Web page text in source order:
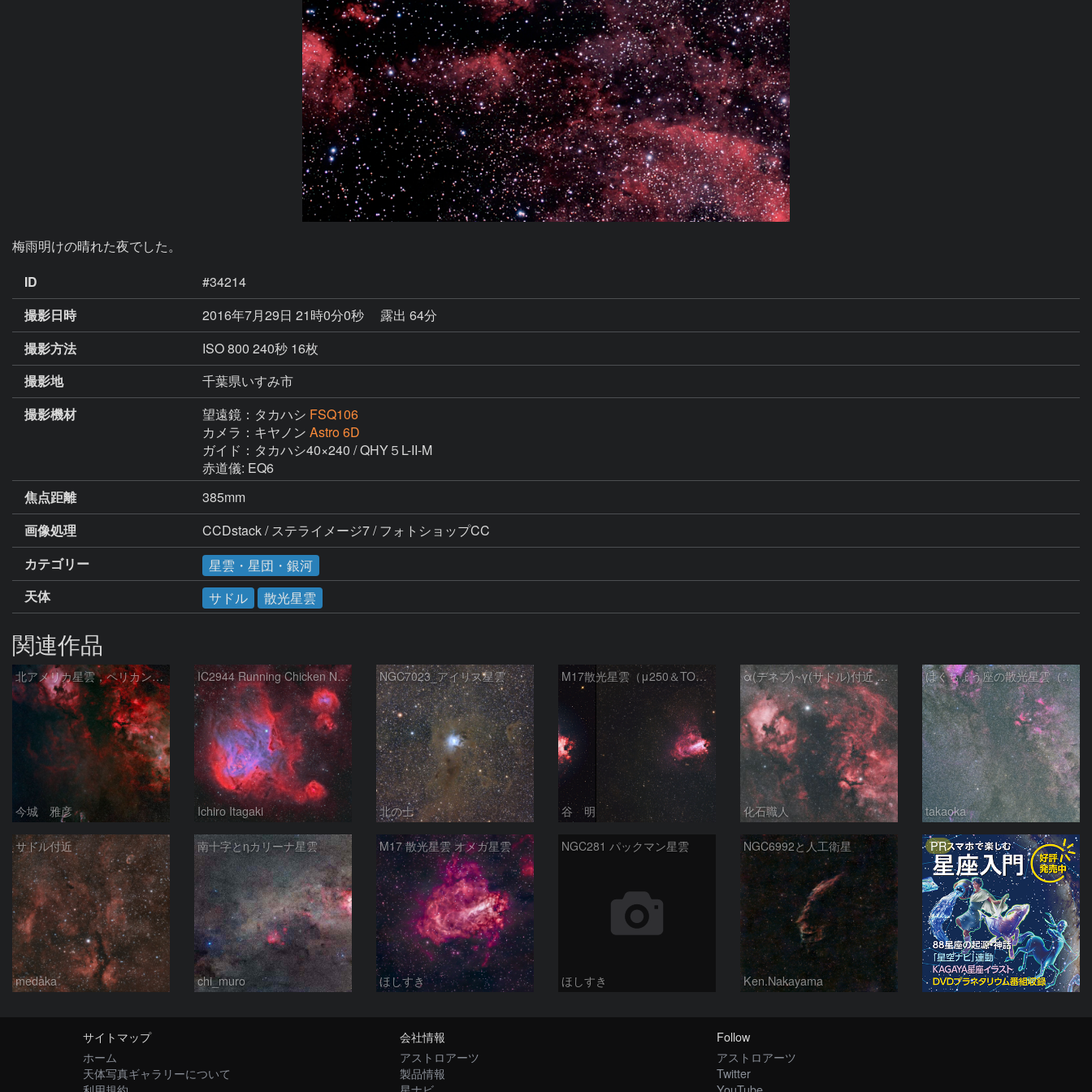
梅雨明けの晴れた夜でした。
ID
#34214
撮影日時
2016年7月29日 21時0分0秒
露出 64分
撮影方法
ISO 800 240秒 16枚
撮影地
千葉県いすみ市
撮影機材
望遠鏡：タカハシ FSQ106
カメラ：キヤノン Astro 6D
ガイド：タカハシ40×240 / QHY５L-II-M
赤道儀: EQ6
焦点距離
385mm
画像処理
CCDstack / ステライメージ7 / フォトショップCC
カテゴリー
星雲・星団・銀河
天体
サドル 散光星雲
関連作品
北アメリカ星雲，ペリカン星雲，サドル付近，クレセント星雲，網状星雲・・・etc
今城 雅彦
IC2944 Running Chicken Nebula
Ichiro Itagaki
NGC7023_アイリス星雲
北の士
M17散光星雲（μ250＆TOA130）
谷 明
α(デネブ)~γ(サドル)付近 NGC7000 北アメリカ星雲 IC5067~5070 ペリカン星雲 はくちょう座
化石職人
はくちょう座の散光星雲（１００ｍｍ）
takaoka
サドル付近
medaka
南十字とηカリーナ星雲
chi_muro
M17 散光星雲 オメガ星雲
ほしすき
NGC281 パックマン星雲
ほしすき
NGC6992と人工衛星
Ken.Nakayama
PR
サイトマップ
ホーム
天体写真ギャラリーについて
会社情報
アストロアーツ
製品情報
Follow
アストロアーツ
Twitter